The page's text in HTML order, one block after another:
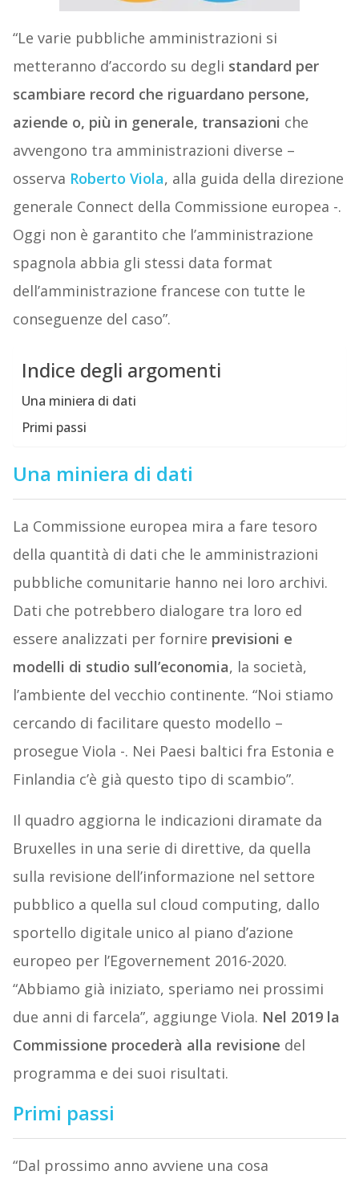
“Le varie pubbliche amministrazioni si
metteranno d’accordo su degli standard per
scambiare record che riguardano persone,
aziende o, più in generale, transazioni che
avvengono tra amministrazioni diverse –
osserva Roberto Viola, alla guida della direzione
generale Connect della Commissione europea -.
Oggi non è garantito che l’amministrazione
spagnola abbia gli stessi data format
dell’amministrazione francese con tutte le
conseguenze del caso”.
Indice degli argomenti
Una miniera di dati
Primi passi
Una miniera di dati
La Commissione europea mira a fare tesoro
della quantità di dati che le amministrazioni
pubbliche comunitarie hanno nei loro archivi.
Dati che potrebbero dialogare tra loro ed
essere analizzati per fornire previsioni e
modelli di studio sull’economia, la società,
l’ambiente del vecchio continente. “Noi stiamo
cercando di facilitare questo modello –
prosegue Viola -. Nei Paesi baltici fra Estonia e
Finlandia c’è già questo tipo di scambio”.
Il quadro aggiorna le indicazioni diramate da
Bruxelles in una serie di direttive, da quella
sulla revisione dell’informazione nel settore
pubblico a quella sul cloud computing, dallo
sportello digitale unico al piano d’azione
europeo per l’Egovernement 2016-2020.
“Abbiamo già iniziato, speriamo nei prossimi
due anni di farcela”, aggiunge Viola. Nel 2019 la
Commissione procederà alla revisione del
programma e dei suoi risultati.
Primi passi
“Dal prossimo anno avviene una cosa